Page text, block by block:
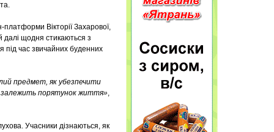
Вікторії Захарової,
далі щодня стикаються з
під час звичайних буденних
предмет, як убезпечити
залежить порятунок життя»,
Учасники дізнаються, як